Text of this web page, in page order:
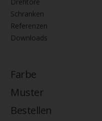
Drehtore
Schranken
Referenzen
Downloads
Farbe
Muster
Bestellen